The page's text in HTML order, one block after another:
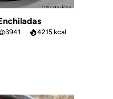
3941 4215 kcal